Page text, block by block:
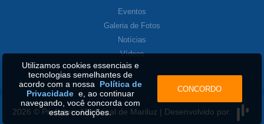
Eventos
Galeria de Fotos
Notícias
Vídeos
2026 © Prefeitura Municipal de Mariluz | Desenvolvido por:
Utilizamos cookies essenciais e
tecnologias semelhantes de
acordo com a nossa Política de
Privacidadee, ao continuar
navegando, você concorda com
estas condições.
CONCORDO